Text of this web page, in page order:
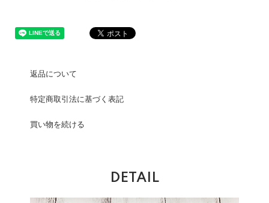
返品について
特定商取引法に基づく表記
買い物を続ける
DETAIL